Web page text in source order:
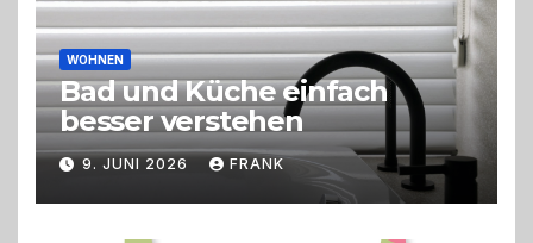
WOHNEN
Bad und Küche einfach
besser verstehen
9. JUNI 2026 FRANK